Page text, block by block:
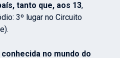
tanto que, aos 13,
3º lugar no Circuito
no mundo do